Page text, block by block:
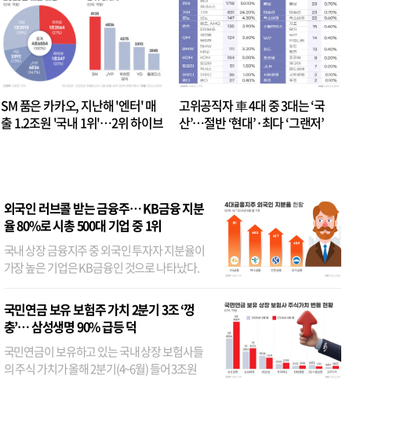
SM 품은 카카오, 지난해 '엔터' 매
출 1.2조원 '국내 1위'…2위 하이브
고위공직자 車 4대 중 3대는 ‘국
산’…절반 ‘현대’·최다 ‘그랜저’
외국인 러브콜 받는 금융주… KB금융 지분
율 80%로 시총 500대 기업 중 1위
국내 상장 금융지주 중 외국인 투자자 지분율이
가장 높은 기업은 KB금융인 것으로 나타났다.
융이었다. 특히 KB금융은 지난달 말 기준 해외
기관투자자 지분율이...
국민연금 보유 보험주 가치 2분기 3조 ‘껑
충’… 삼성생명 90% 급등 덕
국민연금이 보유하고 있는 국내 상장 보험사들
의 주식 가치가 올해 2분기(4~6월) 들어 3조원